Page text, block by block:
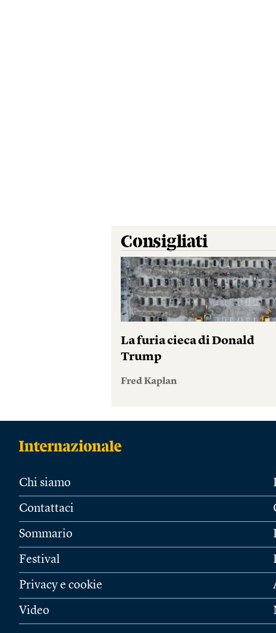
Consigliati
La furia cieca di Donald
Trump
Fred Kaplan
Chi siamo
Contattaci
Sommario
Festival
Privacy e cookie
Video